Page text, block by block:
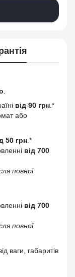
від 90 грн.*
або
50 грн .*
від 700
повної
від 700
повної
ваги, габаритів